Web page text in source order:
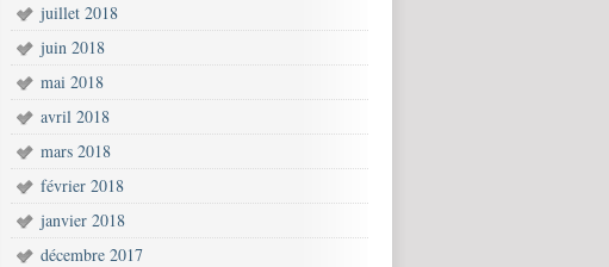
juillet 2018
juin 2018
mai 2018
avril 2018
mars 2018
février 2018
janvier 2018
décembre 2017